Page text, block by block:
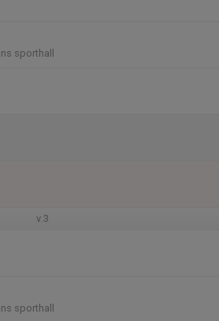
sporthall
v.3
sporthall